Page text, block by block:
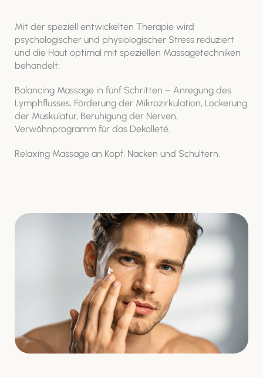
Mit der speziell entwickelten Therapie wird
psychologischer und physiologischer Stress reduziert
und die Haut optimal mit speziellen Massagetechniken
behandelt:
Balancing Massage in fünf Schritten – Anregung des
Lymphflusses, Förderung der Mikrozirkulation, Lockerung
der Muskulatur, Beruhigung der Nerven,
Verwöhnprogramm für das Dekolleté.
Relaxing Massage an Kopf, Nacken und Schultern.